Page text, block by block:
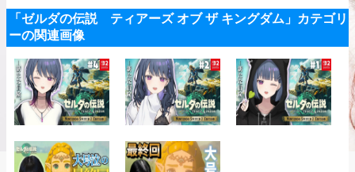
「ゼルダの伝説 ティアーズ オブ ザ キングダム」カテゴリ
ーの関連画像